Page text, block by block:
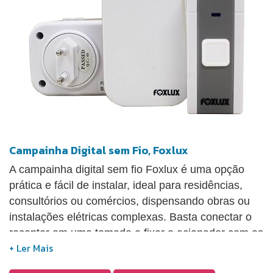
Campainha Digital sem Fio, Foxlux
A campainha digital sem fio Foxlux é uma opção
prática e fácil de instalar, ideal para residências,
consultórios ou comércios, dispensando obras ou
instalações elétricas complexas. Basta conectar o
receptor em uma tomada e fixar o acionador com os
parafusos ou fita dupla face inclusos. Com alcance